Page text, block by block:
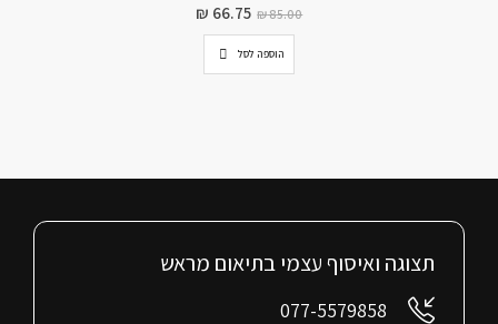
₪85.00
₪ 66.75
הוספה לסל
תצוגה ואיסוף עצמי בתיאום מראש
077-5579858